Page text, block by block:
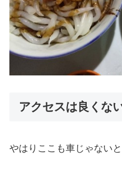
アクセスは良くな
やはりここも車じゃない